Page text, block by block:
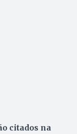
citados na